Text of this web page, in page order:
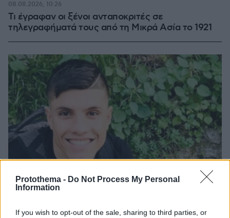
Protothema - Do Not Process My Personal
Information
If you wish to opt-out of the sale, sharing to third parties, or
Τι έγραφαν οι ξένοι ανταποκριτές σε
τηλεγραφήματά τους από τη Μικρά Ασία το 1921
08.08.2026, 10:26